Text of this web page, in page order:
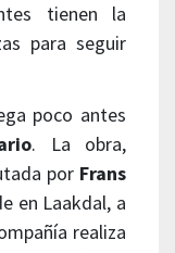
tienen la
para seguir
poco antes
. La obra,
por Frans
en Laakdal, a
realiza